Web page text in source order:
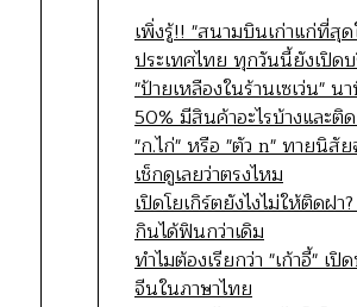
เพิ่งรู้!! "สนามบินเก่าแก่ที่สุด
ประเทศไทย ทุกวันนี้ยังเปิด
"ป้ายเหลืองในร้านเซเว่น" น
50% มีสินค้าอะไรบ้างและติ
"ก.ไก่" หรือ "ตัว n" ทายนิสั
เช็กดูเลยว่าตรงไหม
เปิดโยเกิร์ตยังไงไม่ให้ติดฝา
กินได้ฟินกว่าเดิม
ทำไมต้องเรียกว่า "เก้าอี้" เ
จีนในภาษาไทย